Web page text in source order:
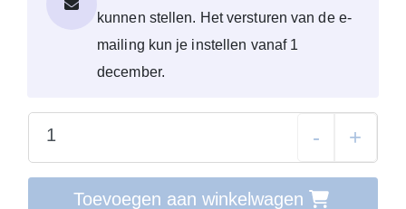
kunnen stellen. Het versturen van de e-
mailing kun je instellen vanaf 1
december.
- +
Toevoegen aan winkelwagen